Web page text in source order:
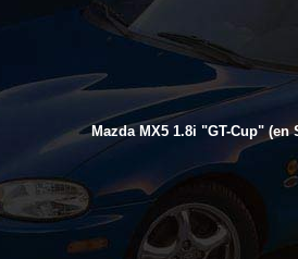
Mazda MX5 1.8i "GT-Cup" (en